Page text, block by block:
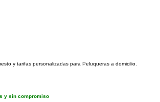
y tarifas personalizadas para Peluqueras a domicilio.
y sin compromiso